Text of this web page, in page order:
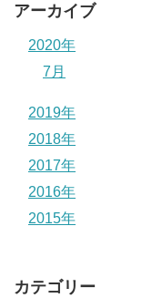
アーカイブ
2020年
7月
2019年
2018年
2017年
2016年
2015年
カテゴリー